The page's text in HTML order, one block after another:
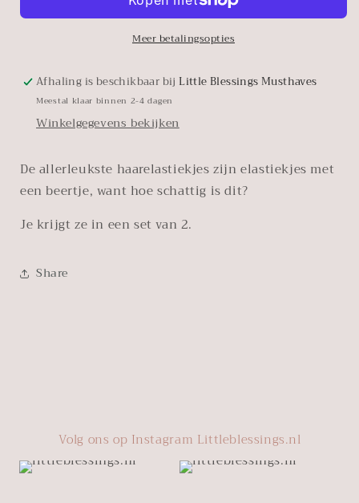
mini
Meer betalingsopties
Afhaling is beschikbaar bijLittle Blessings Musthaves
Meestal klaar binnen 2-4 dagen
Winkelgegevens bekijken
De allerleukste haarelastiekjes zijn elastiekjes met
een beertje, want hoe schattig is dit?
Je krijgt ze in een set van 2.
Share
Volg ons op Instagram Littleblessings.nl